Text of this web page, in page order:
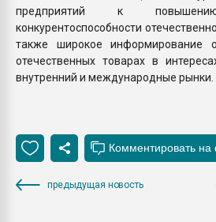
предприятий к
конкурентоспособности
также широкое информирование о
отечественных товарах в
внутренний и международные рынки.
предыдущая новость